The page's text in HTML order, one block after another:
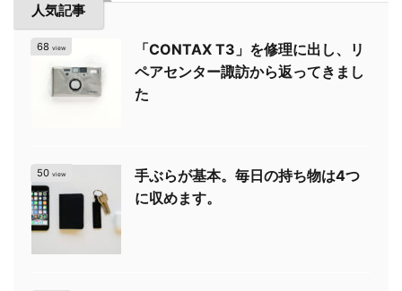
人気記事
68 view
「CONTAX T3」を修理に出し、リ
ペアセンター諏訪から返ってきまし
た
50 view
手ぶらが基本。毎日の持ち物は4つ
に収めます。